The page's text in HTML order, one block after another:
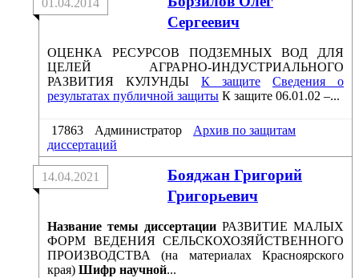
Сергеевич
01.04.2014
ОЦЕНКА РЕСУРСОВ ПОДЗЕМНЫХ ВОД ДЛЯ
ЦЕЛЕЙ АГРАРНО-ИНДУСТРИАЛЬНОГО
РАЗВИТИЯ КУЛУНДЫ К защите
Сведения о
результатах публичной защиты К защите 06.01.02 –...
17863 Администратор
Архив по защитам
диссертаций
Бояджан Григорий
Григорьевич
14.04.2021
Название темы диссертации РАЗВИТИЕ МАЛЫХ
ФОРМ ВЕДЕНИЯ СЕЛЬСКОХОЗЯЙСТВЕННОГО
ПРОИЗВОДСТВА (на материалах Красноярского
края) Шифр научной...